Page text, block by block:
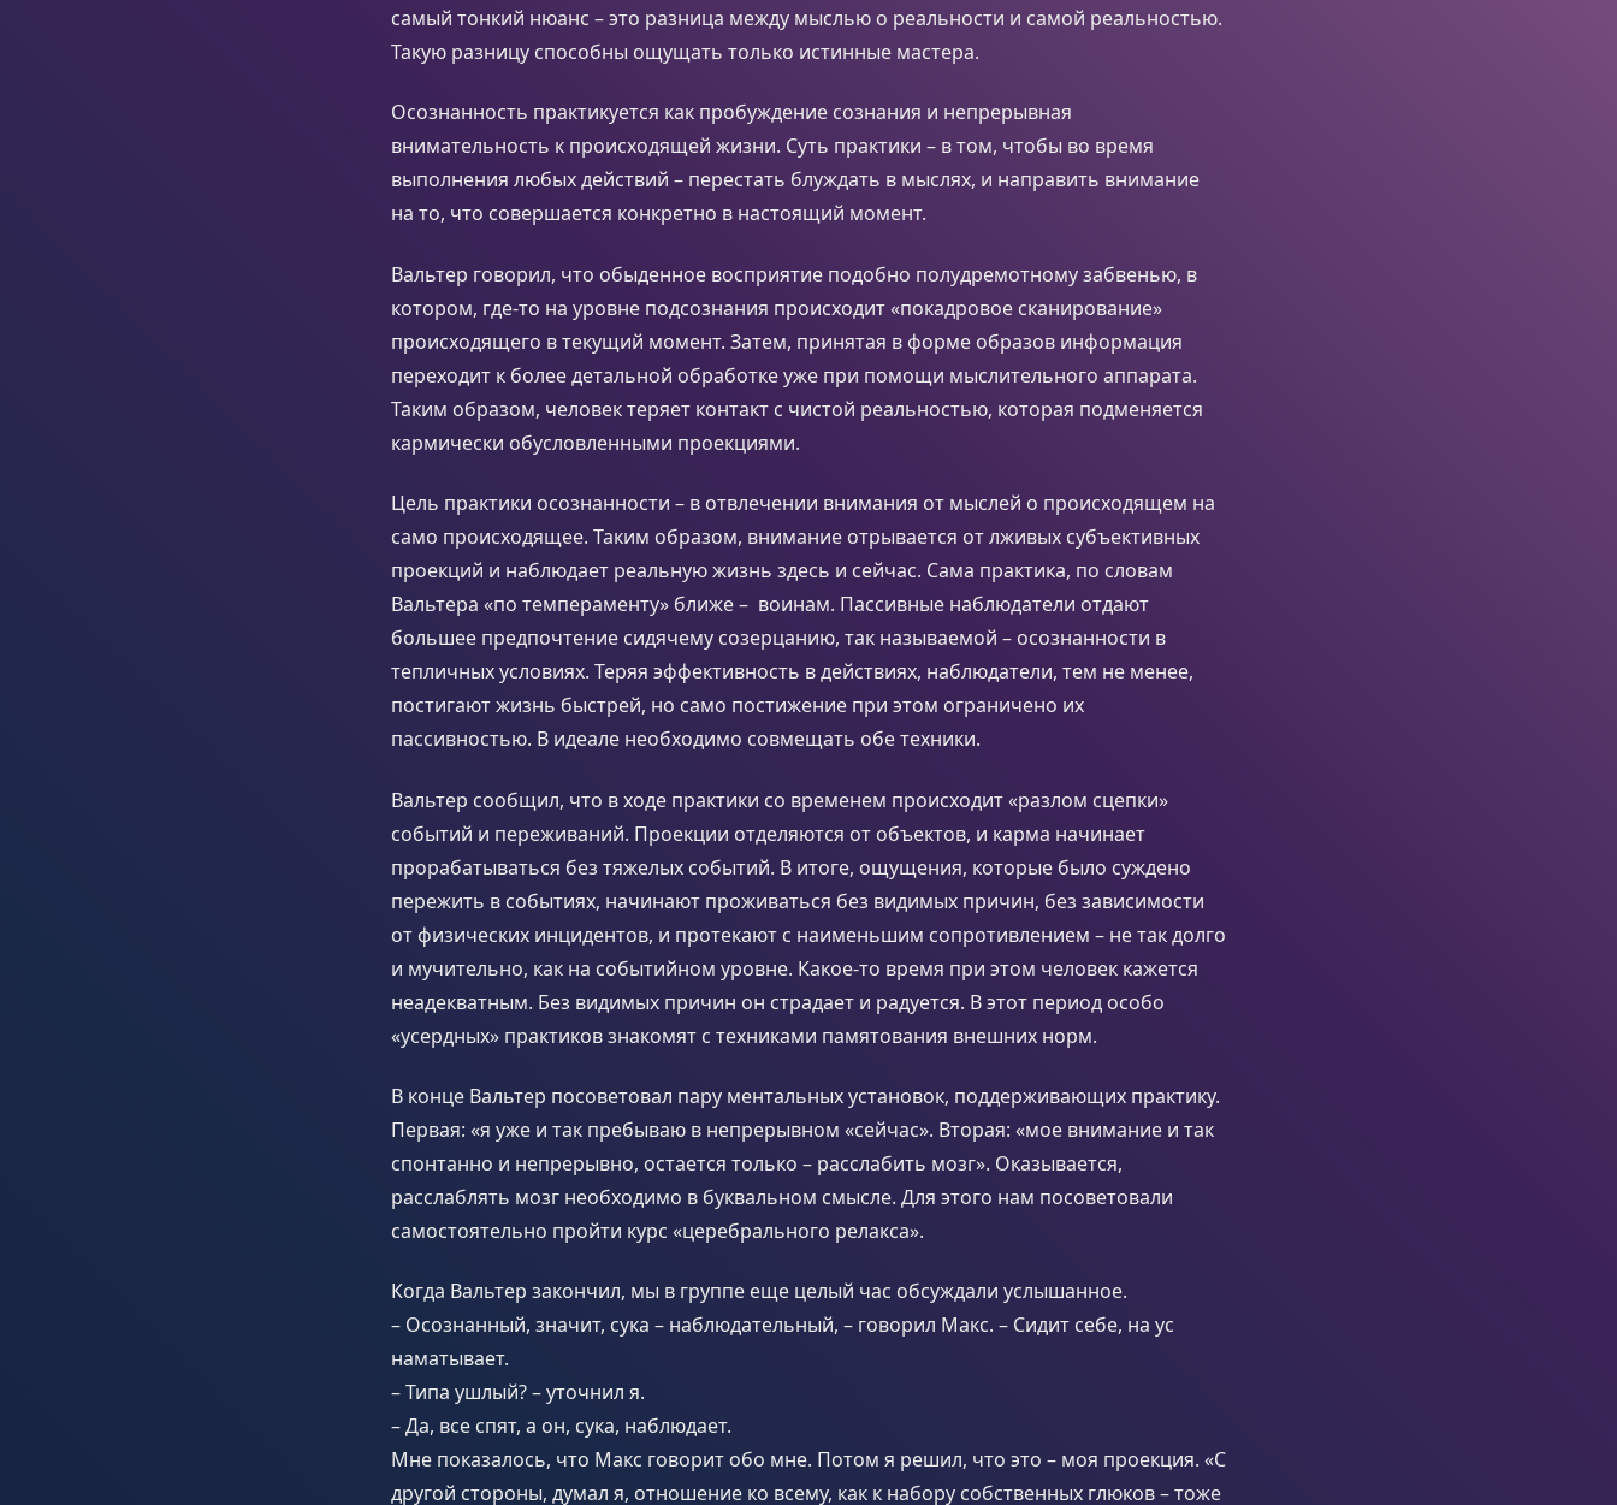
самый тонкий нюанс – это разница между мыслью о реальности и самой реальностью.
Такую разницу способны ощущать только истинные мастера.
Осознанность практикуется как пробуждение сознания и непрерывная
внимательность к происходящей жизни. Суть практики – в том, чтобы во время
выполнения любых действий – перестать блуждать в мыслях, и направить внимание
на то, что совершается конкретно в настоящий момент.
Вальтер говорил, что обыденное восприятие подобно полудремотному забвенью, в
котором, где-то на уровне подсознания происходит «покадровое сканирование»
происходящего в текущий момент. Затем, принятая в форме образов информация
переходит к более детальной обработке уже при помощи мыслительного аппарата.
Таким образом, человек теряет контакт с чистой реальностью, которая подменяется
кармически обусловленными проекциями.
Цель практики осознанности – в отвлечении внимания от мыслей о происходящем на
само происходящее. Таким образом, внимание отрывается от лживых субъективных
проекций и наблюдает реальную жизнь здесь и сейчас. Сама практика, по словам
Вальтера «по темпераменту» ближе – воинам. Пассивные наблюдатели отдают
большее предпочтение сидячему созерцанию, так называемой – осознанности в
тепличных условиях. Теряя эффективность в действиях, наблюдатели, тем не менее,
постигают жизнь быстрей, но само постижение при этом ограничено их
пассивностью. В идеале необходимо совмещать обе техники.
Вальтер сообщил, что в ходе практики со временем происходит «разлом сцепки»
событий и переживаний. Проекции отделяются от объектов, и карма начинает
прорабатываться без тяжелых событий. В итоге, ощущения, которые было суждено
пережить в событиях, начинают проживаться без видимых причин, без зависимости
от физических инцидентов, и протекают с наименьшим сопротивлением – не так долго
и мучительно, как на событийном уровне. Какое-то время при этом человек кажется
неадекватным. Без видимых причин он страдает и радуется. В этот период особо
«усердных» практиков знакомят с техниками памятования внешних норм.
В конце Вальтер посоветовал пару ментальных установок, поддерживающих практику.
Первая: «я уже и так пребываю в непрерывном «сейчас». Вторая: «мое внимание и так
спонтанно и непрерывно, остается только – расслабить мозг». Оказывается,
расслаблять мозг необходимо в буквальном смысле. Для этого нам посоветовали
самостоятельно пройти курс «церебрального релакса».
Когда Вальтер закончил, мы в группе еще целый час обсуждали услышанное.
– Осознанный, значит, сука – наблюдательный, – говорил Макс. – Сидит себе, на ус
наматывает.
– Типа ушлый? – уточнил я.
– Да, все спят, а он, сука, наблюдает.
Мне показалось, что Макс говорит обо мне. Потом я решил, что это – моя проекция. «С
другой стороны, думал я, отношение ко всему, как к набору собственных глюков – тоже